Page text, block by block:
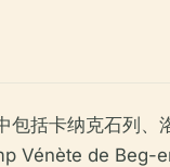
包括卡纳克石列
Vénète de Beg-